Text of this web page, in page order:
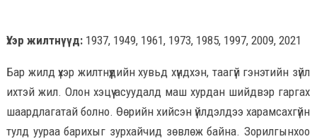
Үхэр жилтнүүд:1937, 1949, 1961, 1973, 1985, 1997, 2009, 2021
Бар жилд үхэр жилтнүүдийн хувьд хүндхэн, таагүй гэнэтийн зүйл
ихтэй жил. Олон хэцүү асуудалд маш хурдан шийдвэр гаргах
шаардлагатай болно. Өөрийн хийсэн үйлдэлдээ харамсахгүйн
тулд уураа барихыг зурхайчид зөвлөж байна. Зорилгынхоо